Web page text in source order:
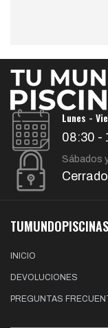
Lunes -
08:30 -
Sábados
Cerrado
INICIO
DEVOLUCIONES
PREGUNTAS